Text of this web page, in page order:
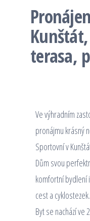
terasa,
Ve výhradním
pronájmu krásný
Sportovní v
Dům svou
komfortní bydlení
cest a cyklostezek.
Byt se nachází ve